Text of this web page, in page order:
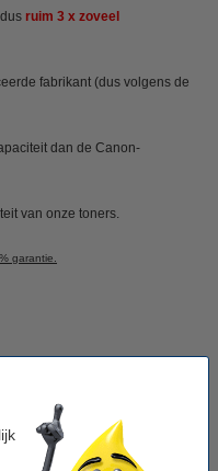
ruim 3 x zoveel
fabrikant (dus volgens de
dan de Canon-
van onze toners.
garantie.